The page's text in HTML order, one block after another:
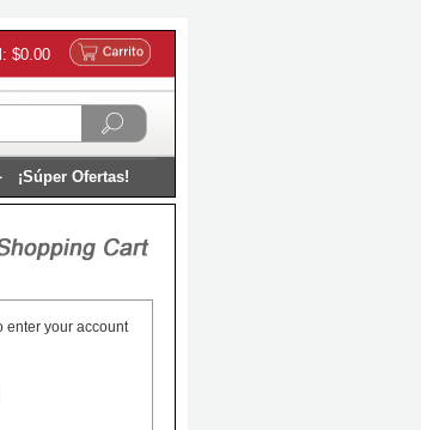
$0.00
¡Súper Ofertas!
enter your account